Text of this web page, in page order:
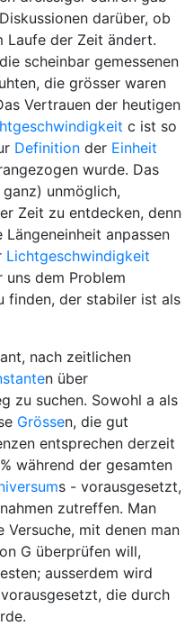
darüber, ob
Laufe der Zeit ändert.
scheinbar gemessenen
die grösser waren
Vertrauen der heutigen
c ist so
Definition der Einheit
wurde. Das
unmöglich,
Zeit zu entdecken, denn
anpassen
Lichtgeschwindigkeit
uns dem Problem
finden, der stabiler ist als
nach zeitlichen
n über
zu suchen. Sowohl a als
Grössen, die gut
entsprechen derzeit
während der gesamten
s - vorausgesetzt,
zutreffen. Man
Versuche, mit denen man
G überprüfen will,
ausserdem wird
vorausgesetzt, die durch